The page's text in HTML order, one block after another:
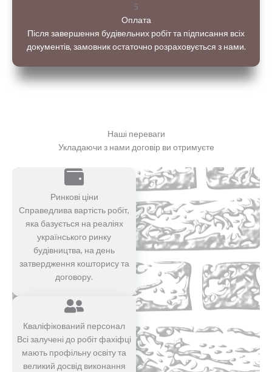
5
Оплата
Після завершення будівельних робіт та підписання всіх
документів, замовник остаточно розраховується з нами.
Наші переваги
Укладаючи з нами договір ви отримуєте
Ринкові ціни
Справедлива вартість робіт,
яка базується на реаліях
українського ринку
будівництва, на день
затвердження кошторису та
договору.
Кваліфікований персонал
Всі залучені до робіт фахіфці
мають профільну освіту та
великий досвід виконання